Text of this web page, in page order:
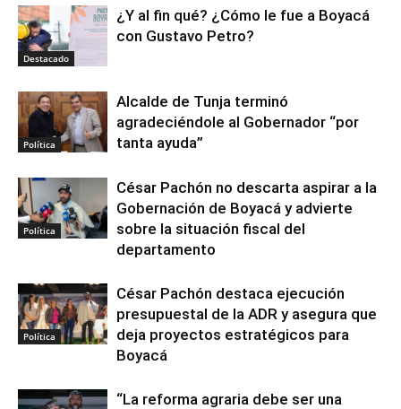
Destacado
¿Y al fin qué? ¿Cómo le fue a Boyacá
con Gustavo Petro?
Política
Alcalde de Tunja terminó
agradeciéndole al Gobernador “por
tanta ayuda”
Política
César Pachón no descarta aspirar a la
Gobernación de Boyacá y advierte
sobre la situación fiscal del
departamento
Política
César Pachón destaca ejecución
presupuestal de la ADR y asegura que
deja proyectos estratégicos para
Boyacá
“La reforma agraria debe ser una